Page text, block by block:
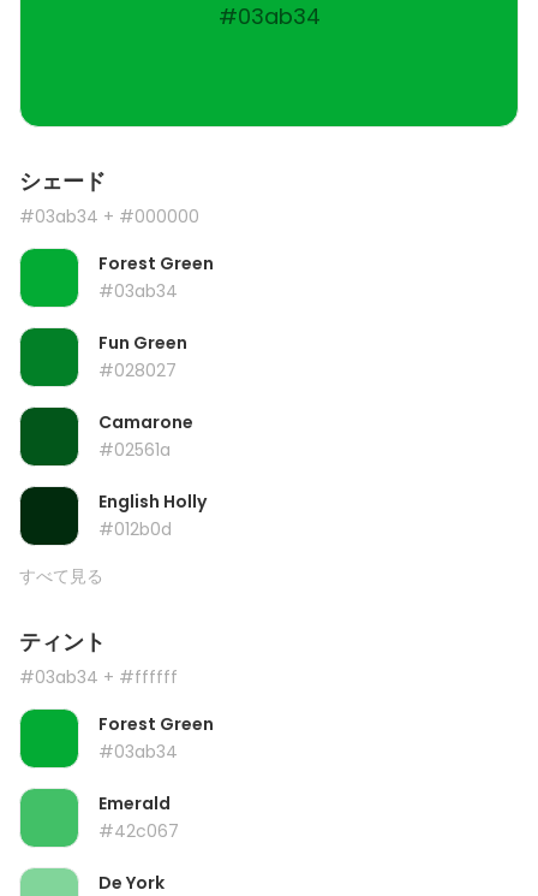
#03ab34
シェード
#03ab34 + #000000
Forest Green
#03ab34
Fun Green
#028027
Camarone
#02561a
English Holly
#012b0d
すべて見る
ティント
#03ab34 + #ffffff
Forest Green
#03ab34
Emerald
#42c067
De York